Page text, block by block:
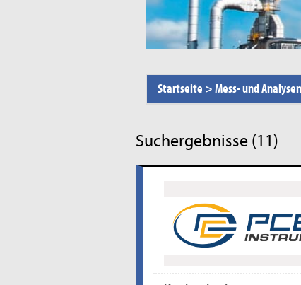
Startseite >Mess- und
Suchergebnisse (11)